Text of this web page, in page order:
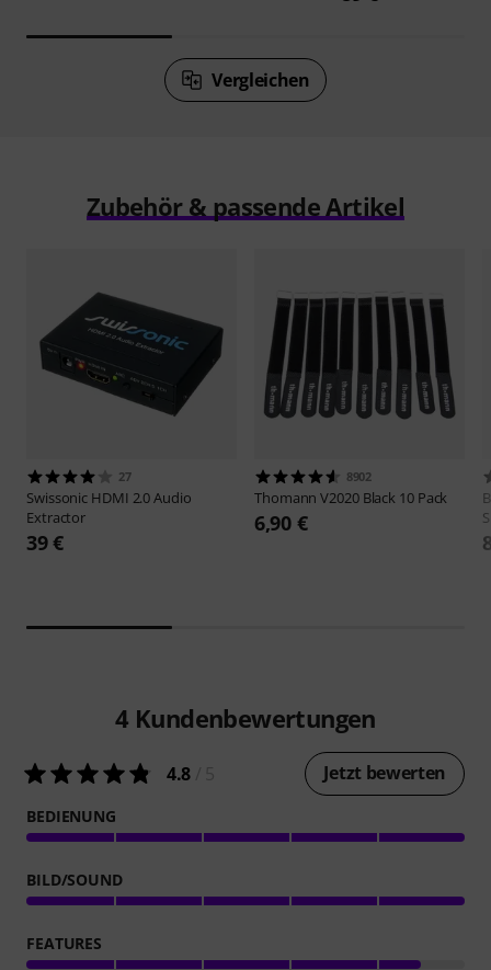
Vergleichen
Zubehör & passende Artikel
27
Swissonic HDMI 2.0 Audio
Extractor
39 €
8902
ThomannV2020 Black 10 Pack
6,90 €
4 Kundenbewertungen
4.8 Jetzt bewerten
BEDIENUNG
BILD/SOUND
FEATURES